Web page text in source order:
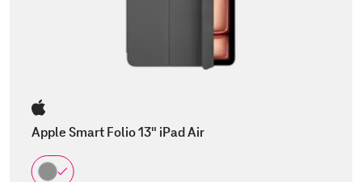
Apple Smart Folio 13" iPad Air